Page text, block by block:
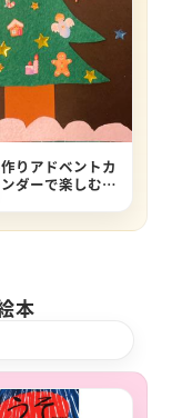
りアドベントカ
ダーで楽しむ！
本